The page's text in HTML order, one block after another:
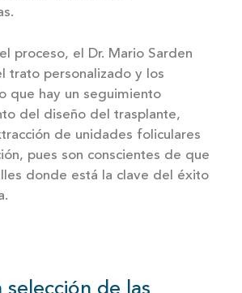
proceso, el Dr. Mario Sarden
trato personalizado y los
que hay un seguimiento
del diseño del trasplante,
de unidades foliculares
pues son conscientes de que
donde está la clave del éxito